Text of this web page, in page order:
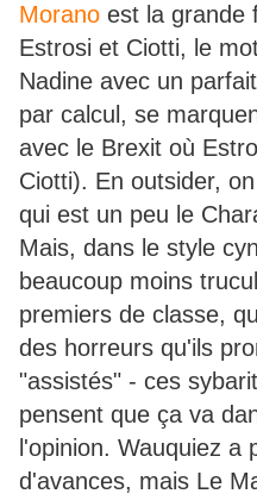
Morano est la grande
Estrosi et Ciotti, le
Nadine avec un
par calcul, se
avec le Brexit où
Ciotti). En outsider,
qui est un peu le
Mais, dans le style
beaucoup moins
premiers de classe,
des horreurs qu'ils
"assistés" - ces
pensent que ça va
l'opinion. Wauquiez a
d'avances, mais Le